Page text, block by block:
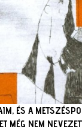
ÉS A
MÉG NEM